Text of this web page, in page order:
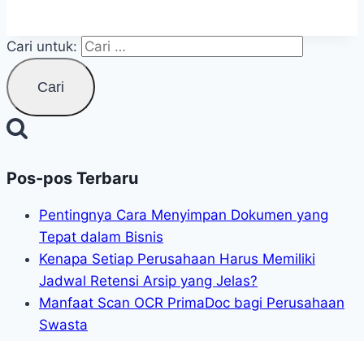
Cari untuk:
Pos-pos Terbaru
Pentingnya Cara Menyimpan Dokumen yang
Tepat dalam Bisnis
Kenapa Setiap Perusahaan Harus Memiliki
Jadwal Retensi Arsip yang Jelas?
Manfaat Scan OCR PrimaDoc bagi Perusahaan
Swasta